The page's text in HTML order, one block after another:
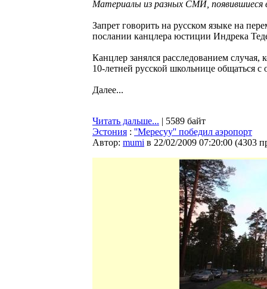
Материалы из разных СМИ, появившиеся
Запрет говорить на русском языке на
послании канцлера юстиции Индрека
Канцлер занялся расследованием случая,
10-летней русской школьнице общаться
Далее...
Читать дальше... | 5589 байт
Эстония : ''Мересуу'' победил аэропорт
Автор: mumi в 22/02/2009 07:20:00 (4303